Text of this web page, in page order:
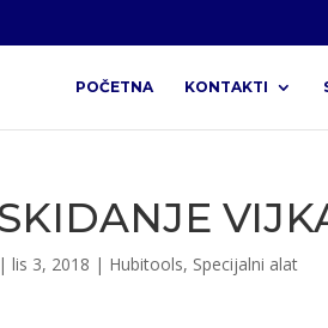
POČETNA KONTAKTI
| lis 3, 2018 | Hubitools, Specijalni alat